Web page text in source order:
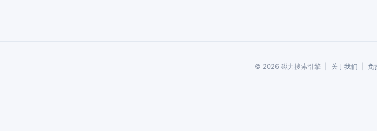
© 2026 磁力搜索引擎 | 关于我们 免